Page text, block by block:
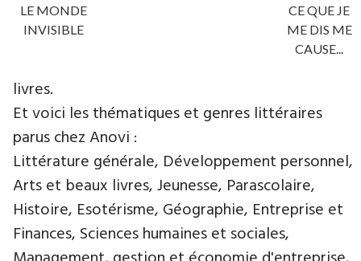
LE MONDE
INVISIBLE
CE QUE JE
ME DIS ME
CAUSE...
livres.
Et voici les thématiques et genres littéraires
parus chez Anovi :
Littérature générale, Développement personnel,
Arts et beaux livres, Jeunesse, Parascolaire,
Histoire, Esotérisme, Géographie, Entreprise et
Finances, Sciences humaines et sociales,